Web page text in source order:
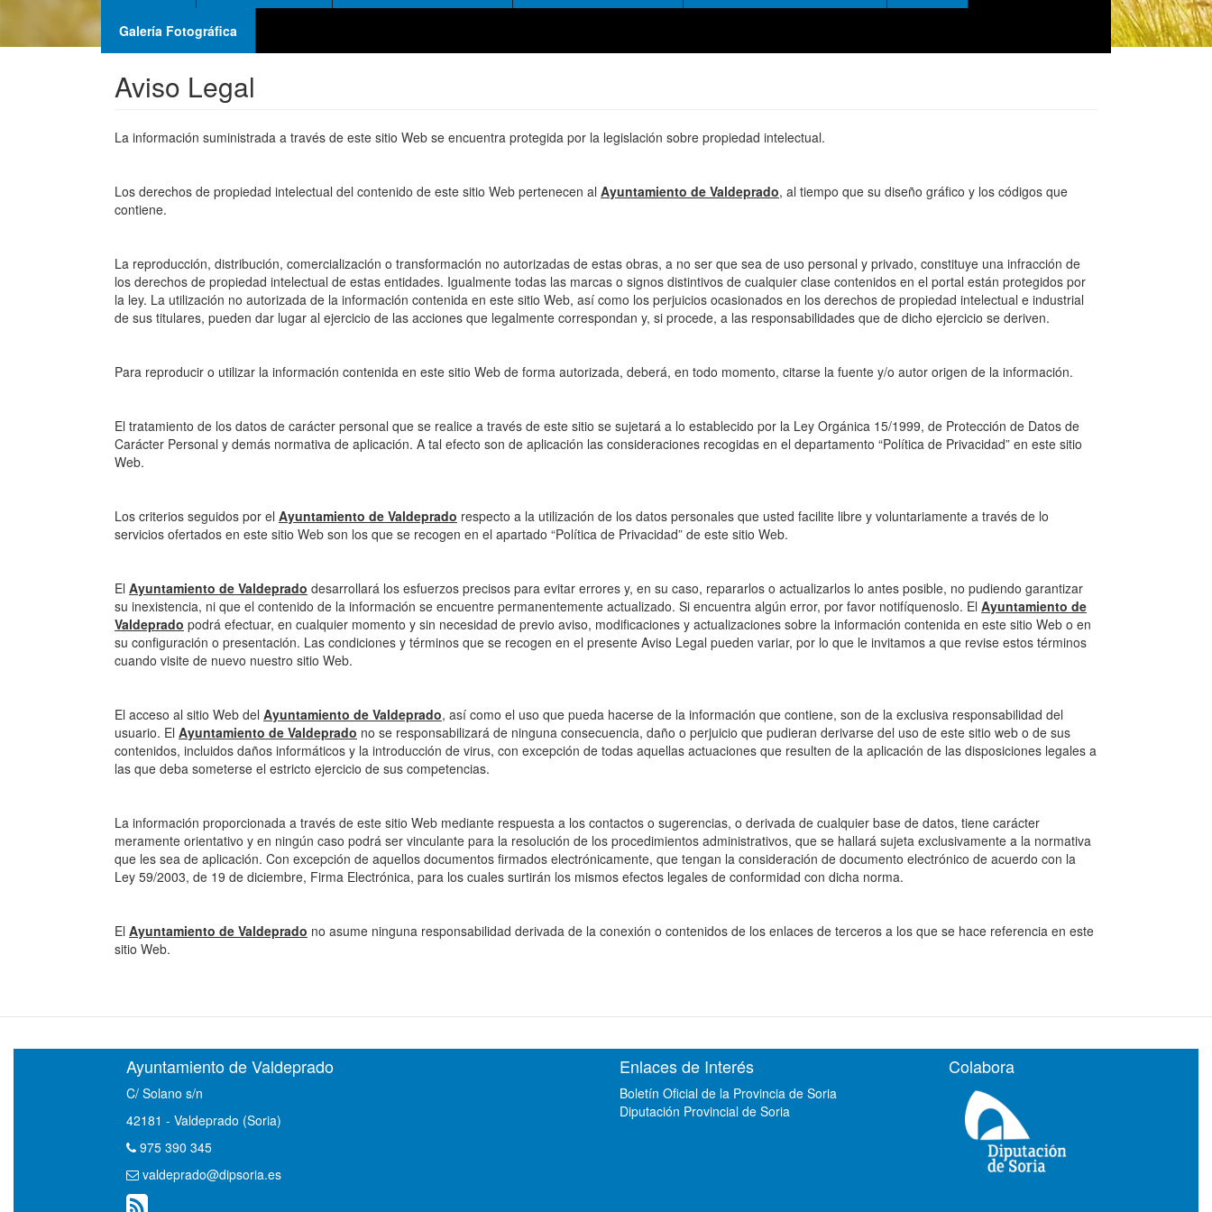
Galería Fotográfica
Aviso Legal
La información suministrada a través de este sitio Web se encuentra protegida por la legislación sobre propiedad intelectual.
Los derechos de propiedad intelectual del contenido de este sitio Web pertenecen al Ayuntamiento de Valdeprado, al tiempo que su diseño gráfico y los códigos que
contiene.
La reproducción, distribución, comercialización o transformación no autorizadas de estas obras, a no ser que sea de uso personal y privado, constituye una infracción de
los derechos de propiedad intelectual de estas entidades. Igualmente todas las marcas o signos distintivos de cualquier clase contenidos en el portal están protegidos por
la ley. La utilización no autorizada de la información contenida en este sitio Web, así como los perjuicios ocasionados en los derechos de propiedad intelectual e industrial
de sus titulares, pueden dar lugar al ejercicio de las acciones que legalmente correspondan y, si procede, a las responsabilidades que de dicho ejercicio se deriven.
Para reproducir o utilizar la información contenida en este sitio Web de forma autorizada, deberá, en todo momento, citarse la fuente y/o autor origen de la información.
El tratamiento de los datos de carácter personal que se realice a través de este sitio se sujetará a lo establecido por la Ley Orgánica 15/1999, de Protección de Datos de
Carácter Personal y demás normativa de aplicación. A tal efecto son de aplicación las consideraciones recogidas en el departamento “Política de Privacidad” en este sitio
Web.
Los criterios seguidos por el Ayuntamiento de Valdeprado respecto a la utilización de los datos personales que usted facilite libre y voluntariamente a través de lo
servicios ofertados en este sitio Web son los que se recogen en el apartado “Política de Privacidad” de este sitio Web.
El Ayuntamiento de Valdeprado desarrollará los esfuerzos precisos para evitar errores y, en su caso, repararlos o actualizarlos lo antes posible, no pudiendo garantizar
su inexistencia, ni que el contenido de la información se encuentre permanentemente actualizado. Si encuentra algún error, por favor notifíquenoslo. El Ayuntamiento de
Valdeprado podrá efectuar, en cualquier momento y sin necesidad de previo aviso, modificaciones y actualizaciones sobre la información contenida en este sitio Web o en
su configuración o presentación. Las condiciones y términos que se recogen en el presente Aviso Legal pueden variar, por lo que le invitamos a que revise estos términos
cuando visite de nuevo nuestro sitio Web.
El acceso al sitio Web del Ayuntamiento de Valdeprado, así como el uso que pueda hacerse de la información que contiene, son de la exclusiva responsabilidad del
usuario. El Ayuntamiento de Valdeprado no se responsabilizará de ninguna consecuencia, daño o perjuicio que pudieran derivarse del uso de este sitio web o de sus
contenidos, incluidos daños informáticos y la introducción de virus, con excepción de todas aquellas actuaciones que resulten de la aplicación de las disposiciones legales a
las que deba someterse el estricto ejercicio de sus competencias.
La información proporcionada a través de este sitio Web mediante respuesta a los contactos o sugerencias, o derivada de cualquier base de datos, tiene carácter
meramente orientativo y en ningún caso podrá ser vinculante para la resolución de los procedimientos administrativos, que se hallará sujeta exclusivamente a la normativa
que les sea de aplicación. Con excepción de aquellos documentos firmados electrónicamente, que tengan la consideración de documento electrónico de acuerdo con la
Ley 59/2003, de 19 de diciembre, Firma Electrónica, para los cuales surtirán los mismos efectos legales de conformidad con dicha norma.
El Ayuntamiento de Valdeprado no asume ninguna responsabilidad derivada de la conexión o contenidos de los enlaces de terceros a los que se hace referencia en este
sitio Web.
Ayuntamiento de Valdeprado
C/ Solano s/n
42181 - Valdeprado (Soria)
975 390 345
valdeprado@dipsoria.es
Enlaces de Interés
Boletín Oficial de la Provincia de Soria
Diputación Provincial de Soria
Colabora